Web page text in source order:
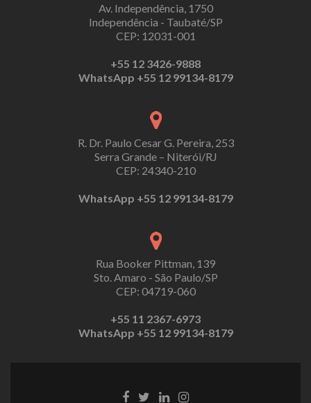
Av. Independência, 1750
Independência - Taubaté/SP
CEP: 12031-001
+55 12 3426-9888
WhatsApp +55 12 99134-8179
R. Dr. Paulo Cesar G. Pereira, 253
Serra Grande – Niterói/RJ
CEP: 24340-210
WhatsApp +55 12 99134-8179
Rua Booker Pittman, 139
Sto. Amaro - São Paulo/SP
CEP: 04719-060
+55 11 2367-6973
WhatsApp +55 12 99134-8179